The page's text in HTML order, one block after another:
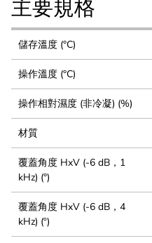
主要規格
儲存溫度 (°C)
操作溫度 (°C)
操作相對濕度 (非冷凝) (%)
材質
覆蓋角度 HxV (-6 dB，1
kHz) (°)
覆蓋角度 HxV (-6 dB，4
kHz) (º)